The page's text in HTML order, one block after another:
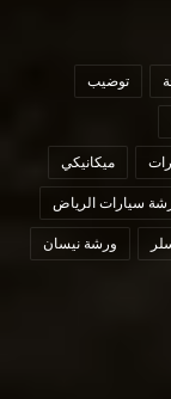
توضيب
ميكانيكي
سيارات الرياض
ورشة نيسان